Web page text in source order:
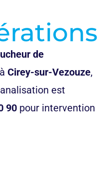
de
à Cirey-sur-Vezouze,
est
90 pour intervention